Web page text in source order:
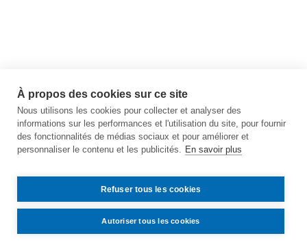
À propos des cookies sur ce site
Nous utilisons les cookies pour collecter et analyser des
informations sur les performances et l'utilisation du site, pour fournir
des fonctionnalités de médias sociaux et pour améliorer et
personnaliser le contenu et les publicités. En savoir plus
Refuser tous les cookies
Autoriser tous les cookies